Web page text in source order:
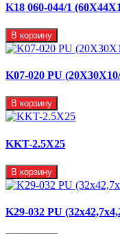
K18 060-044/1
В корзину
K07-020 PU
В корзину
KKT-2.5X25
В корзину
K29-032 PU